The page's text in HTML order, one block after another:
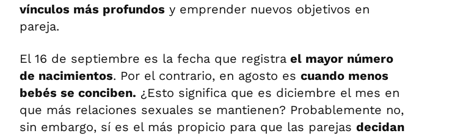
vínculos más profundos y emprender nuevos objetivos en
pareja.
El 16 de septiembre es la fecha que registra el mayor número
de nacimientos. Por el contrario, en agosto es cuando menos
bebés se conciben. ¿Esto significa que es diciembre el mes en
que más relaciones sexuales se mantienen? Probablemente no,
sin embargo, sí es el más propicio para que las parejas decidan